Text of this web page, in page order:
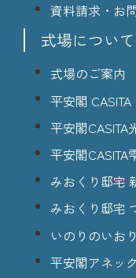
資料請求・お
式場について
式場のご案内
平安閣 CASITA
平安閣CASITA
平安閣CASITA
みおくり邸宅
みおくり邸宅
いのりのいおり
平安閣アネッ